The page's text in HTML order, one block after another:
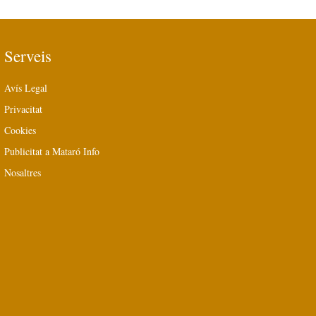
Serveis
Avís Legal
Privacitat
Cookies
Publicitat a Mataró Info
Nosaltres